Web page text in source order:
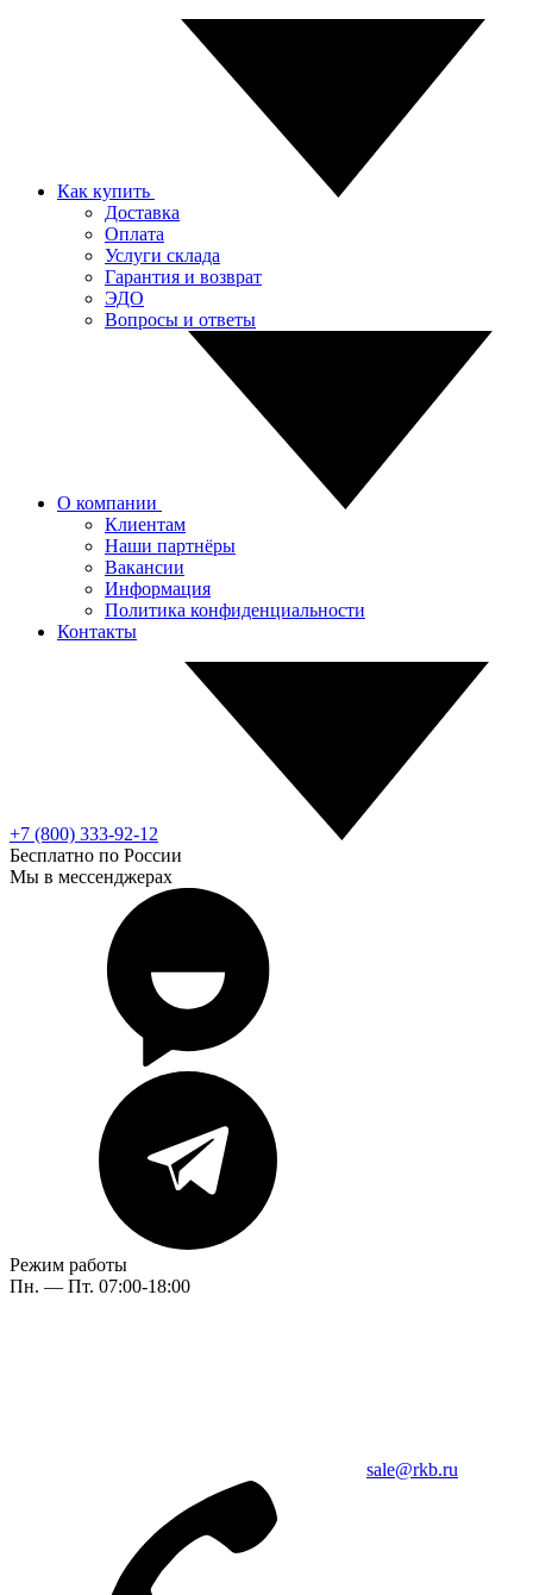
Как купить
Доставка
Оплата
Услуги склада
Гарантия и возврат
ЭДО
Вопросы и ответы
О компании
Клиентам
Наши партнёры
Вакансии
Информация
Политика конфиденциальности
Контакты
+7 (800) 333-92-12
Бесплатно по России
Мы в мессенджерах
Режим работы
Пн. — Пт. 07:00-18:00
sale@rkb.ru